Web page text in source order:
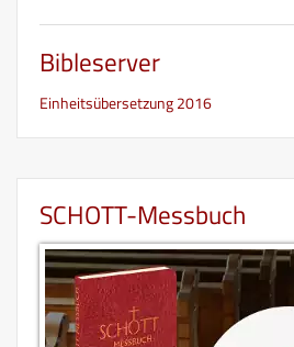
Bibleserver
Einheitsübersetzung 2016
SCHOTT-Messbuch